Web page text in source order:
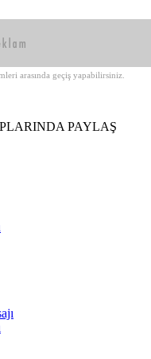
arasında geçiş yapabilirsiniz.
PAYLAŞ